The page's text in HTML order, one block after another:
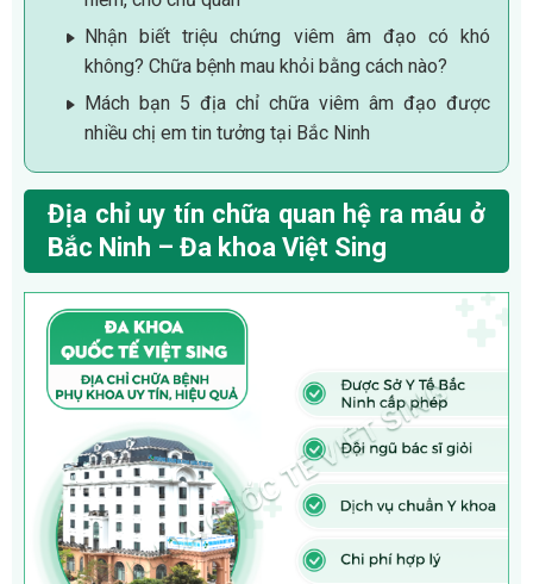
Nhận biết triệu chứng viêm âm đạo có khó
không? Chữa bệnh mau khỏi bằng cách nào?
Mách bạn 5 địa chỉ chữa viêm âm đạo được
nhiều chị em tin tưởng tại Bắc Ninh
Địa chỉ uy tín chữa quan hệ ra máu ở
Bắc Ninh – Đa khoa Việt Sing